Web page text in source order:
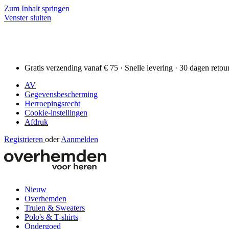
Zum Inhalt springen
Venster sluiten
Gratis verzending vanaf € 75 · Snelle levering · 30 dagen
AV
Gegevensbescherming
Herroepingsrecht
Cookie-instellingen
Afdruk
Registrieren oder Aanmelden
Nieuw
Overhemden
Truien & Sweaters
Polo's & T-shirts
Ondergoed